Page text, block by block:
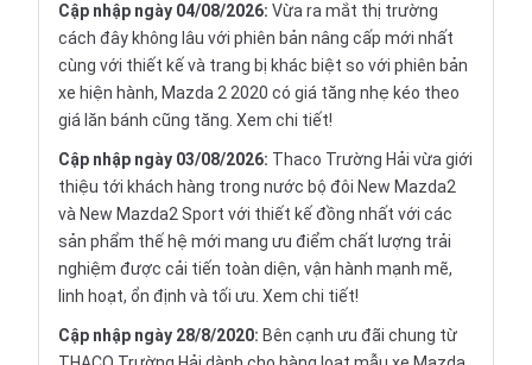
Cập nhập ngày 04/08/2026: Vừa ra mắt thị trường
cách đây không lâu với phiên bản nâng cấp mới nhất
cùng với thiết kế và trang bị khác biệt so với phiên bản
xe hiện hành, Mazda 2 2020 có giá tăng nhẹ kéo theo
giá lăn bánh cũng tăng. Xem chi tiết!
Cập nhập ngày 03/08/2026: Thaco Trường Hải vừa giới
thiệu tới khách hàng trong nước bộ đôi New Mazda2
và New Mazda2 Sport với thiết kế đồng nhất với các
sản phẩm thế hệ mới mang ưu điểm chất lượng trải
nghiệm được cải tiến toàn diện, vận hành mạnh mẽ,
linh hoạt, ổn định và tối ưu. Xem chi tiết!
Cập nhập ngày 28/8/2020: Bên cạnh ưu đãi chung từ